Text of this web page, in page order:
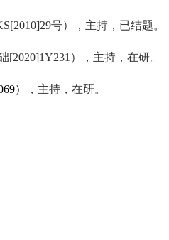
号），主持，已结题。
[2020]1Y231），主持，在研。
） ，主持，在研。